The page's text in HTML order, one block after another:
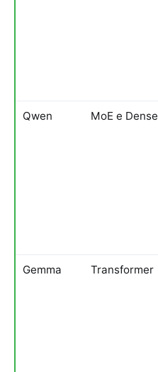
Qwen MoE e Dense
Gemma Transformer